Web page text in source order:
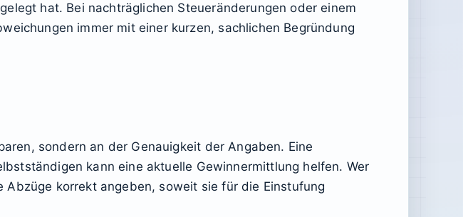
hat. Bei nachträglichen Steueränderungen oder einem
immer mit einer kurzen, sachlichen Begründung
sondern an der Genauigkeit der Angaben. Eine
kann eine aktuelle Gewinnermittlung helfen. Wer
korrekt angeben, soweit sie für die Einstufung